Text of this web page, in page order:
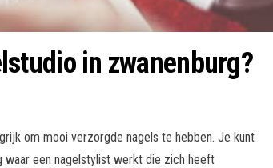
in zwanenburg?
om mooi verzorgde nagels te hebben. Je kunt
waar een nagelstylist werkt die zich heeft